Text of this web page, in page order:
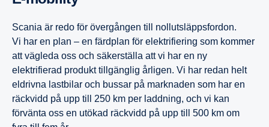
Scania är redo för övergången till nollutsläppsfordon.
Vi har en plan – en färdplan för elektrifiering som kommer
att vägleda oss och säkerställa att vi har en ny
elektrifierad produkt tillgänglig årligen. Vi har redan helt
eldrivna lastbilar och bussar på marknaden som har en
räckvidd på upp till 250 km per laddning, och vi kan
förvänta oss en utökad räckvidd på upp till 500 km om